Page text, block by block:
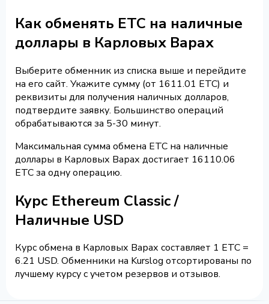
Как обменять ETC на наличные
доллары в Карловых Варах
Выберите обменник из списка выше и перейдите
на его сайт. Укажите сумму (от 1611.01 ETC) и
реквизиты для получения наличных долларов,
подтвердите заявку. Большинство операций
обрабатываются за 5-30 минут.
Максимальная сумма обмена ETC на наличные
доллары в Карловых Варах достигает 16110.06
ETC за одну операцию.
Курс Ethereum Classic /
Наличные USD
Курс обмена в Карловых Варах составляет 1 ETC =
6.21 USD. Обменники на Kurslog отсортированы по
лучшему курсу с учетом резервов и отзывов.